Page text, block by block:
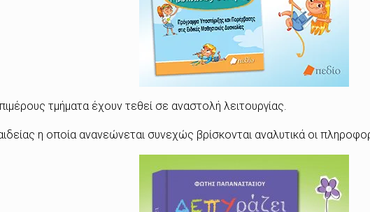
τμήματα έχουν τεθεί σε αναστολή λειτουργίας.
η οποία ανανεώνεται συνεχώς βρίσκονται αναλυτικά οι